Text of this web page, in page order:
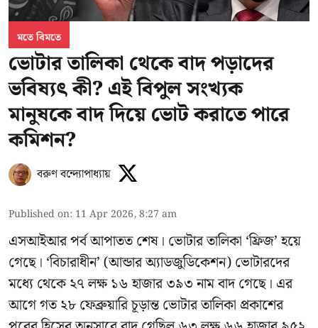
মতে বিমতে
ভোটার তালিকা থেকে বাদ পড়াদের
ভবিষ্যৎ কী? এই বিপুল সংখ্যক
মানুষকে বাদ দিয়ে ভোট করাতে পারে
কমিশন?
বরুণ বন্দ্যোপাধ্যায়
Published on: 11 Apr 2026, 8:27 am
এসআইআর পর্ব আপাতত শেষ। ভোটার তালিকা ‘ফ্রিজ’ হয়ে
গেছে। ‘বিচারাধীন’ (আন্ডার অ্যাডজুডিকেশন) ভোটারদের
মধ্যে থেকে ২৭ লক্ষ ১৬ হাজার ৩৯৩ নাম বাদ গেছে। এর
আগে গত ২৮ ফেব্রুয়ারি চূড়ান্ত ভোটার তালিকা প্রকাশের